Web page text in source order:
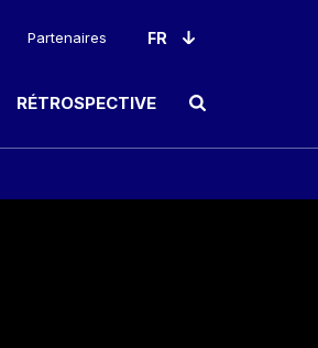
Partenaires
RÉTROSPECTIVE Ouvrir le champ de